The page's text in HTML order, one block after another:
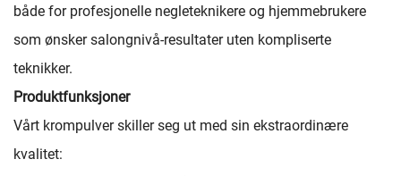
både for profesjonelle negleteknikere og hjemmebrukere
som ønsker salongnivå-resultater uten kompliserte
teknikker.
Produktfunksjoner
Vårt krompulver skiller seg ut med sin ekstraordinære
kvalitet: